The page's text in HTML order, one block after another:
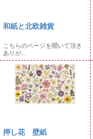
和紙と北欧雑貨
こちらのページを開いて頂き
ありが...
押し花 壁紙